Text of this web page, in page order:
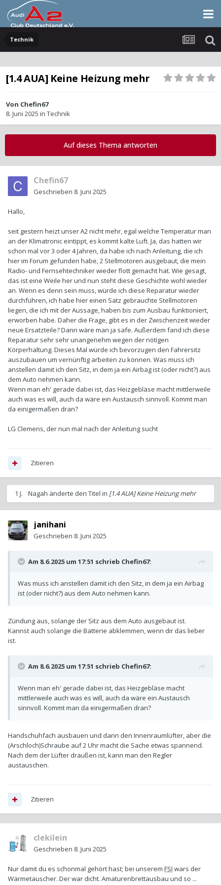
Technik
[1.4 AUA] Keine Heizung mehr
Von Chefin67
8. Juni 2025 in Technik
Auf dieses Thema antworten
Chefin67
Geschrieben 8. Juni 2025
Hallo,
seit gestern heizt unser A2 nicht mehr, egal welche Temperatur man
an der Klimatronic eintippt, es kommt kalte Luft. Ja, das hatten wir
schon mal vor 3 oder 4 Jahren, da habe ich nach Anleitung, die ich
hier im Forum gefunden habe, 2 Stellmotoren ausgebaut, die mein
Radio- und Fernsehtechniker wieder flott gemacht hat. Wie gesagt,
das ist eine Weile her und nun steht diese Geschichte wohl wieder
an. Wenn es denn sein muss, würde ich diese Reparatur wieder
durchführen, ich habe hier einen Satz gebrauchte Stellmotoren
liegen, die ich mit der Aussage, haben bis zum Ausbau funktioniert,
erworben habe. Daher die Frage, gibt es in der Zwischenzeit wieder
neue Ersatzteile? Dann wäre man ja safe. Außerdem fand ich diese
Reparatur sehr sehr unangenehm wegen der nötigen
Körperhaltung. Dieses Mal würde ich bevorzugen den Fahrersitz
auszubauen um vernünftig arbeiten zu können. Was muss ich
anstellen damit ich den Sitz, in dem ja ein Airbag ist (oder nicht?) aus
dem Auto nehmen kann.
Wenn man eh' gerade dabei ist, das Heizgebläse macht mittlerweile
auch was es will, auch da wäre ein Austausch sinnvoll. Kommt man
da einigermaßen dran?
LG Clemens, der nun mal nach der Anleitung sucht
Zitieren
1 J. Nagah änderte den Titel in [1.4 AUA] Keine Heizung mehr
janihani
Geschrieben 8. Juni 2025
Am 8.6.2025 um 17:51 schrieb Chefin67:
Was muss ich anstellen damit ich den Sitz, in dem ja ein Airbag
ist (oder nicht?) aus dem Auto nehmen kann.
Zündung aus, solange der Sitz aus dem Auto ausgebaut ist.
Kannst auch solange die Batterie abklemmen, wenn dir das lieber
ist.
Am 8.6.2025 um 17:51 schrieb Chefin67:
Wenn man eh' gerade dabei ist, das Heizgebläse macht
mittlerweile auch was es will, auch da wäre ein Austausch
sinnvoll. Kommt man da einigermaßen dran?
Handschuhfach ausbauen und dann den Innenraumlüfter, aber die
(Arschloch)Schraube auf 2 Uhr macht die Sache etwas spannend.
Nach dem der Lüfter draußen ist, kann man den Regler
austauschen.
Zitieren
clekilein
Geschrieben 8. Juni 2025
Nur damit du es schonmal gehört hast; bei unserem FSI wars der
Wärmetauscher. Der war dicht. Amaturenbrettausbau und so ...